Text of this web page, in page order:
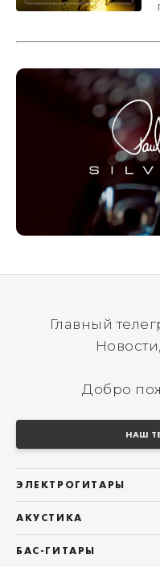
Главный
Добро
НАШ
ЭЛЕКТРОГИТАРЫ
Telecaster
АКУСТИКА
БАС-ГИТАРЫ